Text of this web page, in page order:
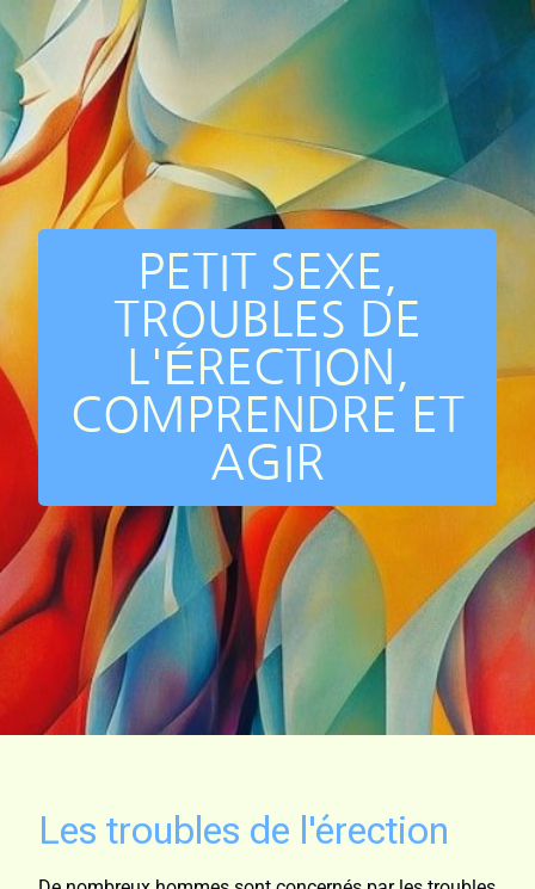
PETIT SEXE,
TROUBLES DE
L'ÉRECTION,
COMPRENDRE ET
AGIR
Les troubles de l'érection